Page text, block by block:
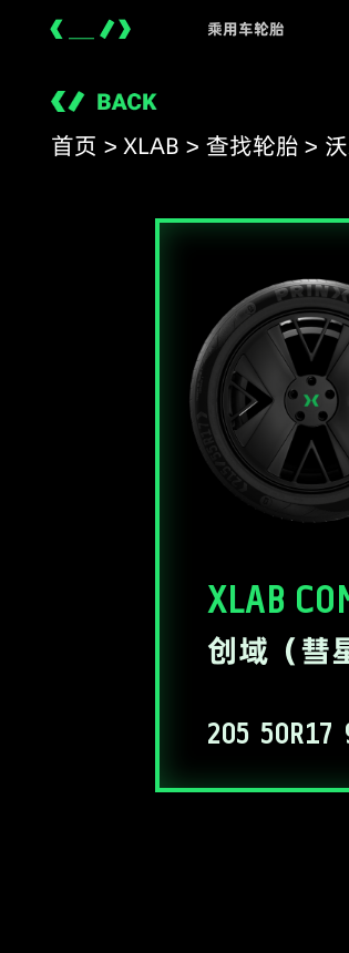
浦林轮胎官网
乘用车轮胎
炫彩精灵系列
首页 > XLAB > 查找轮胎 >
XLAB
创域（彗
205 50R17